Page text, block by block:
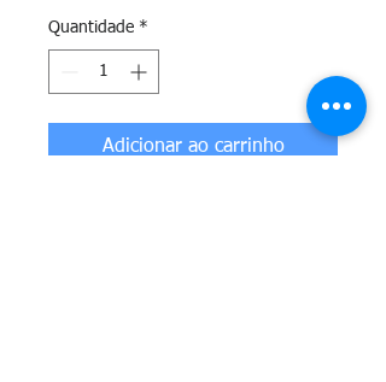
Quantidade *
Adicionar ao carrinho